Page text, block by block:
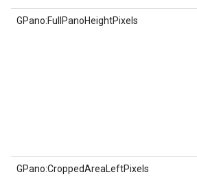
GPano:FullPanoHeightPixels
GPano:CroppedAreaLeftPixels